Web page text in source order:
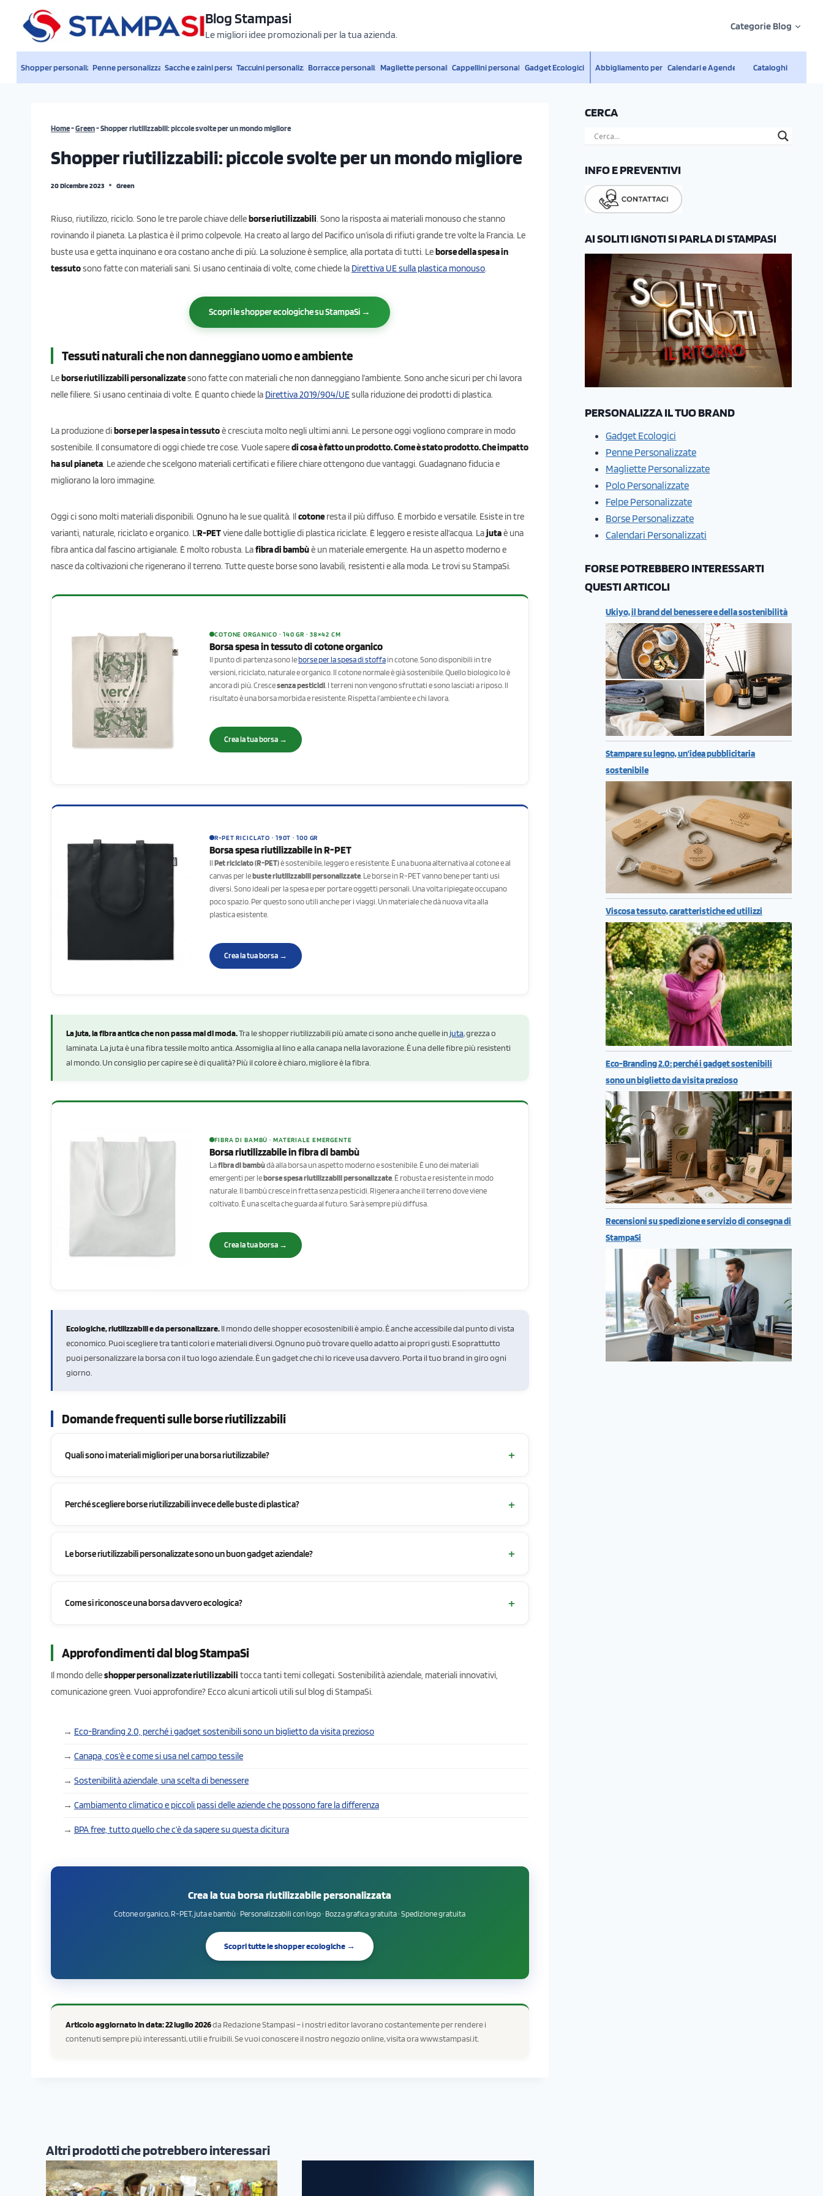
contenuto
Blog Stampasi
Le migliori idee promozionali per la tua azienda.
Categorie Blog
Shopper personalizzatePenne personalizzateSacche e zaini personalizzatiTaccuini personalizzatiBorracce personalizzateMagliette personalizzateCappellini personalizzatiGadget Ecologici Abbigliamento personalizzato
Calendari e Agende Cataloghi
Home-Green-Shopper riutilizzabili: piccole svolte per un mondo migliore
Shopper riutilizzabili: piccole svolte per un mondo migliore
20 Dicembre 2023 Green
Riuso, riutilizzo, riciclo. Sono le tre parole chiave delleborse riutilizzabili. Sono la risposta ai materiali monouso che stanno
rovinando il pianeta. La plastica è il primo colpevole. Ha creato al largo del Pacifico un’isola di rifiuti grande tre volte la Francia. Le
buste usa e getta inquinano e ora costano anche di più. La soluzione è semplice, alla portata di tutti. Leborse della spesa in
tessutosono fatte con materiali sani. Si usano centinaia di volte, come chiede la Direttiva UE sulla plastica monouso.
Scopri le shopper ecologiche su StampaSi →
Tessuti naturali che non danneggiano uomo e ambiente
Leborse riutilizzabili personalizzatesono fatte con materiali che non danneggiano l’ambiente. Sono anche sicuri per chi lavora
nelle filiere. Si usano centinaia di volte. È quanto chiede la Direttiva 2019/904/UEsulla riduzione dei prodotti di plastica.
La produzione diborse per la spesa in tessutoè cresciuta molto negli ultimi anni. Le persone oggi vogliono comprare in modo
sostenibile. Il consumatore di oggi chiede tre cose. Vuole saperedi cosa è fatto un prodotto. Come è stato prodotto. Che impatto
ha sul pianeta. Le aziende che scelgono materiali certificati e filiere chiare ottengono due vantaggi. Guadagnano fiducia e
migliorano la loro immagine.
Oggi ci sono molti materiali disponibili. Ognuno ha le sue qualità. Ilcotone resta il più diffuso. È morbido e versatile. Esiste in tre
varianti, naturale, riciclato e organico. L’R-PETviene dalle bottiglie di plastica riciclate. È leggero e resiste all’acqua. Lajutaè una
fibra antica dal fascino artigianale. È molto robusta. Lafibra di bambùè un materiale emergente. Ha un aspetto moderno e
nasce da coltivazioni che rigenerano il terreno. Tutte queste borse sono lavabili, resistenti e alla moda. Le trovi su StampaSi.
COTONE ORGANICO · 140 GR · 38×42 CM
Borsa spesa in tessuto di cotone organico
Il punto di partenza sono leborse per la spesa di stoffain cotone. Sono disponibili in tre
versioni, riciclato, naturale e organico. Il cotone normale è già sostenibile. Quello biologico lo è
ancora di più. Crescesenza pesticidi . I terreni non vengono sfruttati e sono lasciati a riposo. Il
risultato è una borsa morbida e resistente. Rispetta l’ambiente e chi lavora.
Crea la tua borsa →
R-PET RICICLATO · 190T · 100 GR
Borsa spesa riutilizzabile in R-PET
Il Pet riciclato (R-PET)è sostenibile, leggero e resistente. È una buona alternativa al cotone e al
canvas per lebuste riutilizzabili personalizzate . Le borse in R-PET vanno bene per tanti usi
diversi. Sono ideali per la spesa e per portare oggetti personali. Una volta ripiegate occupano
poco spazio. Per questo sono utili anche per i viaggi. Un materiale che dà nuova vita alla
plastica esistente.
Crea la tua borsa →
La juta, la fibra antica che non passa mai di moda.Tra le shopper riutilizzabili più amate ci sono anche quelle in juta, grezza o
laminata. La juta è una fibra tessile molto antica. Assomiglia al lino e alla canapa nella lavorazione. È una delle fibre più resistenti
al mondo. Un consiglio per capire se è di qualità? Più il colore è chiaro, migliore è la fibra.
FIBRA DI BAMBÙ · MATERIALE EMERGENTE
Borsa riutilizzabile in fibra di bambù
Lafibra di bambùdà alla borsa un aspetto moderno e sostenibile. È uno dei materiali
emergenti per leborse spesa riutilizzabili personalizzate . È robusta e resistente in modo
naturale. Il bambù cresce in fretta senza pesticidi. Rigenera anche il terreno dove viene
coltivato. È una scelta che guarda al futuro. Sarà sempre più diffusa.
Crea la tua borsa →
Ecologiche, riutilizzabili e da personalizzare.Il mondo delle shopper ecosostenibili è ampio. È anche accessibile dal punto di vista
economico. Puoi scegliere tra tanti colori e materiali diversi. Ognuno può trovare quello adatto ai propri gusti. E soprattutto
puoi personalizzare la borsa con il tuo logo aziendale. È un gadget che chi lo riceve usa davvero. Porta il tuo brand in giro ogni
giorno.
Domande frequenti sulle borse riutilizzabili
Quali sono i materiali migliori per una borsa riutilizzabile?
Perché scegliere borse riutilizzabili invece delle buste di plastica?
Le borse riutilizzabili personalizzate sono un buon gadget aziendale?
Come si riconosce una borsa davvero ecologica?
Approfondimenti dal blog StampaSi
Il mondo delleshopper personalizzate riutilizzabili tocca tanti temi collegati. Sostenibilità aziendale, materiali innovativi,
comunicazione green. Vuoi approfondire? Ecco alcuni articoli utili sul blog di StampaSi.
→ Eco-Branding 2.0, perché i gadget sostenibili sono un biglietto da visita prezioso
→ Canapa, cos’è e come si usa nel campo tessile
→ Sostenibilità aziendale, una scelta di benessere
→ Cambiamento climatico e piccoli passi delle aziende che possono fare la differenza
→ BPA free, tutto quello che c’è da sapere su questa dicitura
Crea la tua borsa riutilizzabile personalizzata
Cotone organico, R-PET, juta e bambù · Personalizzabili con logo · Bozza grafica gratuita · Spedizione gratuita
Scopri tutte le shopper ecologiche →
Articolo aggiornato in data: 22 luglio 2026da Redazione Stampasi – i nostri editor lavorano costantemente per rendere i
contenuti sempre più interessanti, utili e fruibili. Se vuoi conoscere il nostro negozio online, visita ora www.stampasi.it.
Altri prodotti che potrebbero interessari
CERCA
INFO E PREVENTIVI
AI SOLITI IGNOTI SI PARLA DI STAMPASI
PERSONALIZZA IL TUO BRAND
Gadget Ecologici
Penne Personalizzate
Magliette Personalizzate
Polo Personalizzate
Felpe Personalizzate
Borse Personalizzate
Calendari Personalizzati
FORSE POTREBBERO INTERESSARTI
QUESTI ARTICOLI
Ukiyo, il brand del benessere e della sostenibilità
Stampare su legno, un’idea pubblicitaria
sostenibile
Viscosa tessuto, caratteristiche ed utilizzi
Eco-Branding 2.0: perché i gadget sostenibili
sono un biglietto da visita prezioso
Recensioni su spedizione e servizio di consegna di
StampaSi